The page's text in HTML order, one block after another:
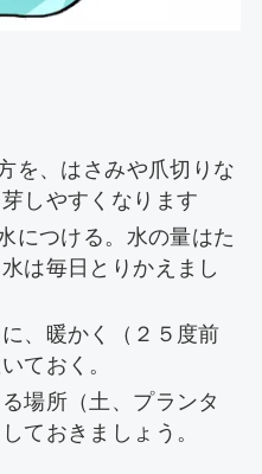
を、はさみや爪切りな
しやすくなります
につける。水の量はた
は毎日とりかえまし
、暖かく（２５度前
ておく。
場所（土、プランタ
ておきましょう。